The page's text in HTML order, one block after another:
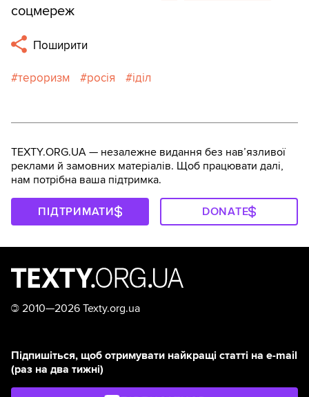
соцмереж
Поширити
тероризм росія іділ
TEXTY.ORG.UA — незалежне видання без навʼязливої
реклами й замовних матеріалів. Щоб працювати далі,
нам потрібна ваша підтримка.
ПІДТРИМАТИ DONATE
© 2010—2026 Texty.org.ua
Підпишіться, щоб отримувати найкращі статті на e-mail
(раз на два тижні)